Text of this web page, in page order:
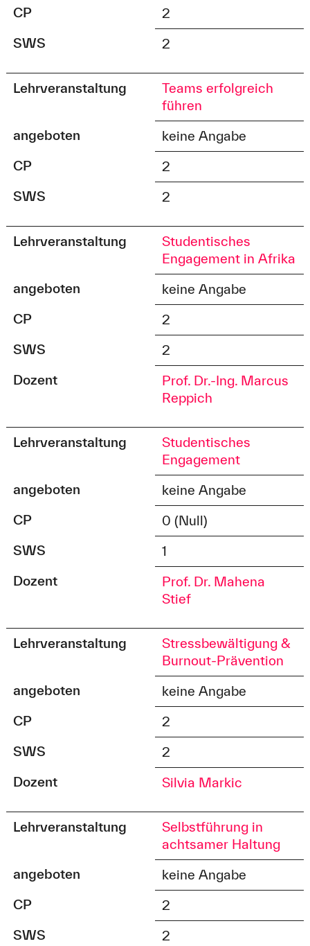
CP
2
SWS
2
Lehrveranstaltung
Teams erfolgreich
führen
angeboten
keine Angabe
CP
2
SWS
2
Lehrveranstaltung
Studentisches
Engagement in Afrika
angeboten
keine Angabe
CP
2
SWS
2
Dozent
Prof. Dr.-Ing. Marcus
Reppich
Lehrveranstaltung
Studentisches
Engagement
angeboten
keine Angabe
CP
0 (Null)
SWS
1
Dozent
Prof. Dr. Mahena
Stief
Lehrveranstaltung
Stressbewältigung &
Burnout-Prävention
angeboten
keine Angabe
CP
2
SWS
2
Dozent
Silvia Markic
Lehrveranstaltung
Selbstführung in
achtsamer Haltung
angeboten
keine Angabe
CP
2
SWS
2